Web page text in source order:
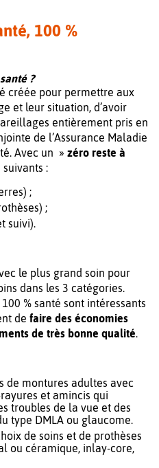
100 %
?
créée pour permettre aux
et leur situation, d’avoir
entièrement pris en
de l’Assurance Maladie
Avec un » zéro reste à
suivants :
;
;
suivi).
le plus grand soin pour
dans les 3 catégories.
% santé sont intéressants
de faire des économies
de très bonne qualité.
de montures adultes avec
et amincis qui
troubles de la vue et des
type DMLA ou glaucome.
de soins et de prothèses
ou céramique, inlay-core,